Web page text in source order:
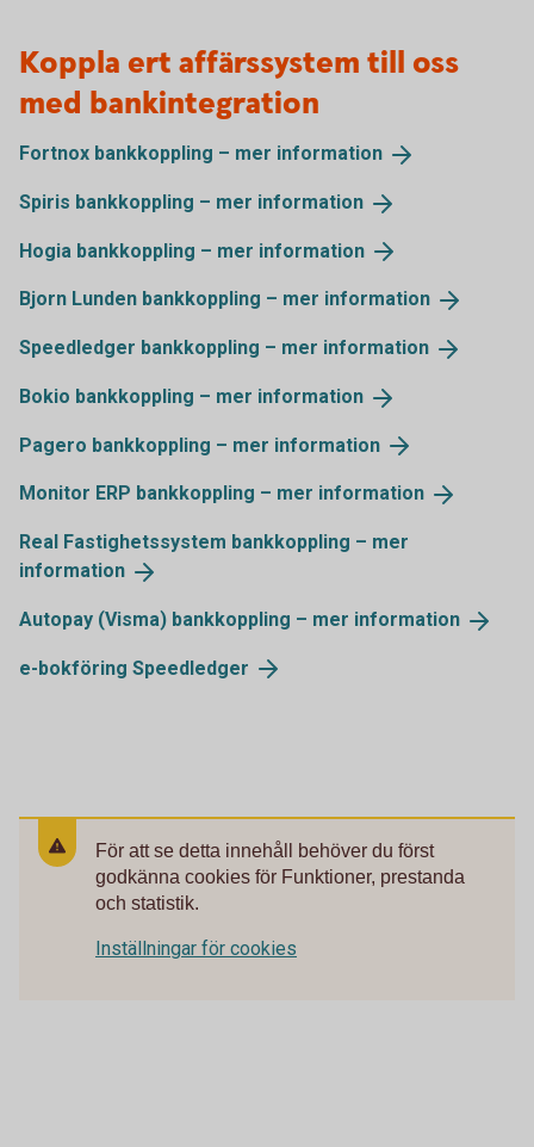
Koppla ert affärssystem till oss
med bankintegration
Fortnox bankkoppling – mer information
Spiris bankkoppling – mer information
Hogia bankkoppling – mer information
Bjorn Lunden bankkoppling – mer information
Speedledger bankkoppling – mer information
Bokio bankkoppling – mer information
Pagero bankkoppling – mer information
Monitor ERP bankkoppling – mer information
Real Fastighetssystem bankkoppling – mer
information
Autopay (Visma) bankkoppling – mer information
e-bokföring Speedledger
För att se detta innehåll behöver du först
godkänna cookies för Funktioner, prestanda
och statistik.
Inställningar för cookies